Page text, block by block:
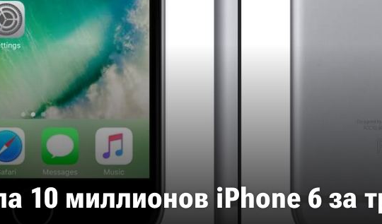
10 миллионов iPhone 6 за